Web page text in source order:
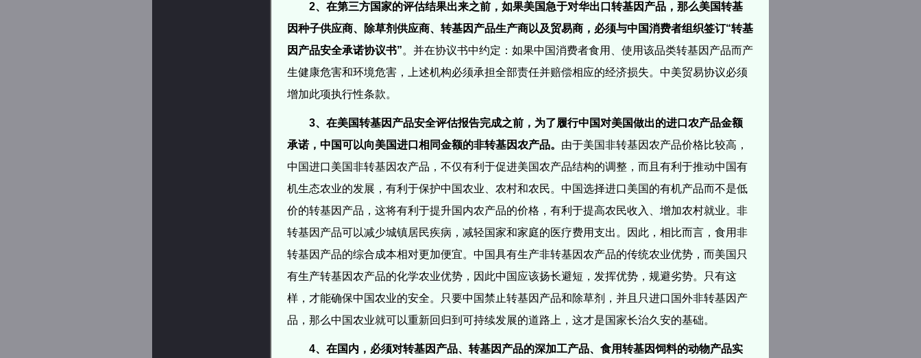
2、在第三方国家的评估结果出来之前，如果美国急于对华出口转基因产品，那么美国转基
因种子供应商、除草剂供应商、转基因产品生产商以及贸易商，必须与中国消费者组织签订“转基
因产品安全承诺协议书”。并在协议书中约定：如果中国消费者食用、使用该品类转基因产品而产
生健康危害和环境危害，上述机构必须承担全部责任并赔偿相应的经济损失。中美贸易协议必须
增加此项执行性条款。
3、在美国转基因产品安全评估报告完成之前，为了履行中国对美国做出的进口农产品金额
承诺，中国可以向美国进口相同金额的非转基因农产品。 由于美国非转基因农产品价格比较高，
中国进口美国非转基因农产品，不仅有利于促进美国农产品结构的调整，而且有利于推动中国有
机生态农业的发展，有利于保护中国农业、农村和农民。 中国选择进口美国的有机产品而不是低
价的转基因产品，这将有利于提升国内农产品的价格，有利于提高农民收入、增加农村就业。 非
转基因产品可以减少城镇居民疾病，减轻国家和家庭的医疗费用支出。
因此，相比而言，食用非
转基因产品的综合成本相对更加便宜。 中国具有生产非转基因农产品的传统农业优势，而美国只
有生产转基因农产品的化学农业优势，因此中国应该扬长避短，发挥优势，规避劣势。
只有这
样，才能确保中国农业的安全。
只要中国禁止转基因产品和除草剂，并且只进口国外非转基因产
品，那么中国农业就可以重新回归到可持续发展的道路上，这才是国家长治久安的基础。
4、在国内，必须对转基因产品、转基因产品的深加工产品、食用转基因饲料的动物产品实